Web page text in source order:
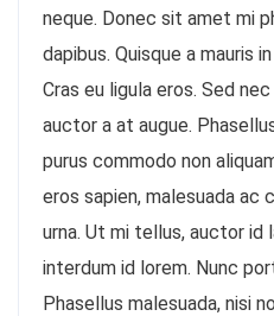
neque. Donec sit amet mi
dapibus. Quisque a mauris
Cras eu ligula eros. Sed
auctor a at augue.
purus commodo non
eros sapien, malesuada ac
urna. Ut mi tellus, auctor id
interdum id lorem. Nunc
Phasellus malesuada, nisi